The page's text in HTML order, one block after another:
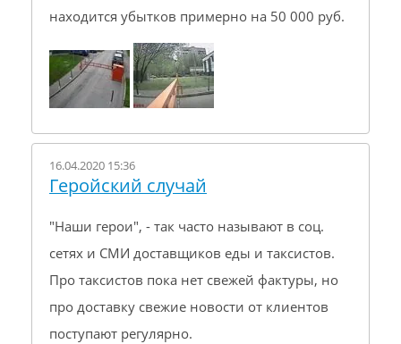
находится убытков примерно на 50 000 руб.
16.04.2020 15:36
Геройский случай
"Наши герои", - так часто называют в соц.
сетях и СМИ доставщиков еды и таксистов.
Про таксистов пока нет свежей фактуры, но
про доставку свежие новости от клиентов
поступают регулярно.